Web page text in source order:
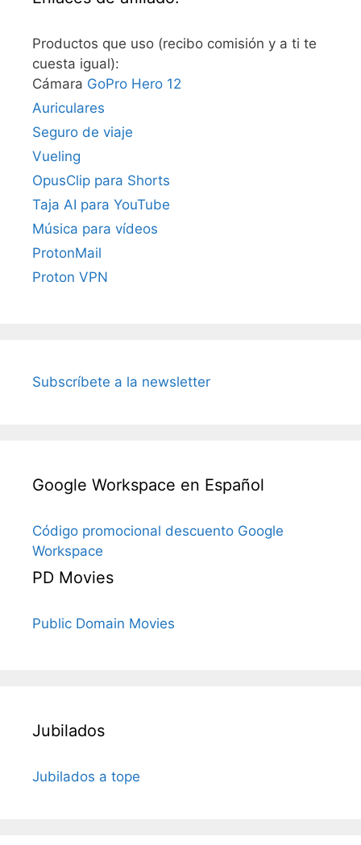
Productos que uso (recibo comisión y a ti te
cuesta igual):
Cámara GoPro Hero 12
Auriculares
Seguro de viaje
Vueling
OpusClip para Shorts
Taja AI para YouTube
Música para vídeos
ProtonMail
Proton VPN
Subscríbete a la newsletter
Google Workspace en Español
Código promocional descuento Google
Workspace
PD Movies
Public Domain Movies
Jubilados
Jubilados a tope